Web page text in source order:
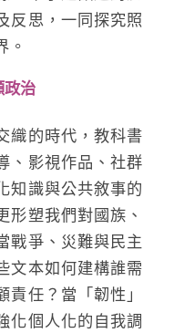
反思，一同探究照
。
政治
織的時代，教科書
、影視作品、社群
知識與公共敘事的
形塑我們對國族、
戰爭、災難與民主
文本如何建構誰需
責任？當「韌性」
化個人化的自我調